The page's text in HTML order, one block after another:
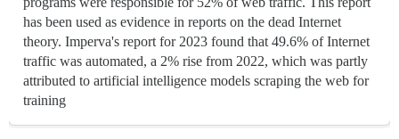
has been used as evidence in reports on the dead Internet
theory. Imperva's report for 2023 found that 49.6% of Internet
traffic was automated, a 2% rise from 2022, which was partly
attributed to artificial intelligence models scraping the web for
training